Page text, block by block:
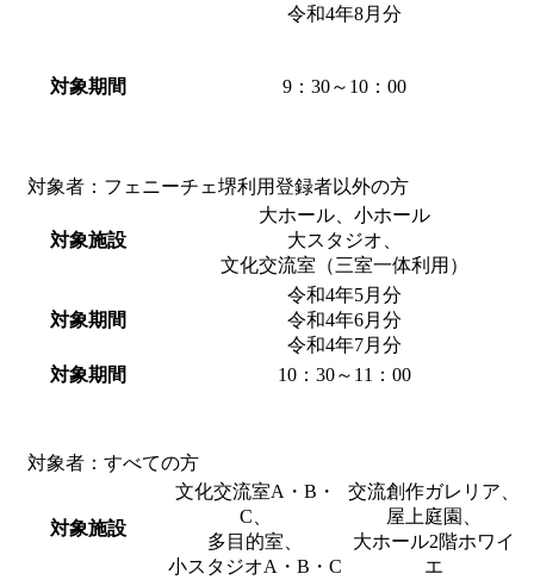
令和4年8月分
対象期間 9：30～10：00
対象者：フェニーチェ堺利用登録者以外の方
対象施設
大ホール、小ホール
大スタジオ、
文化交流室（三室一体利用）
対象期間
令和4年5月分
令和4年6月分
令和4年7月分
対象期間
10：30～11：00
対象者：すべての方
対象施設
文化交流室A・B・
C、
多目的室、
小スタジオA・B・C
交流創作ガレリア、
屋上庭園、
大ホール2階ホワイ
エ